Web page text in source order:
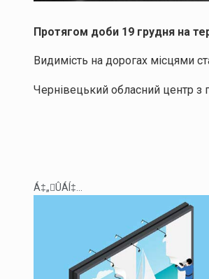
Протягом доби 19 грудня на
Видимість на дорогах місцями
Чернівецький обласний центр з
Á‡„ÛÁÍ‡...